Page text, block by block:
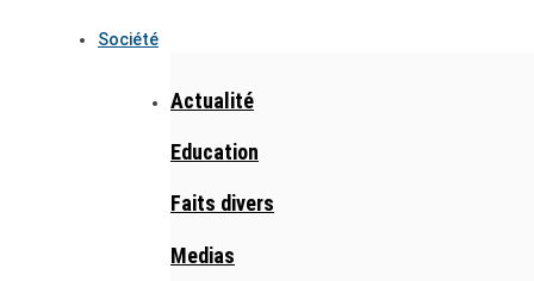
Société
Actualité
Education
Faits divers
Medias